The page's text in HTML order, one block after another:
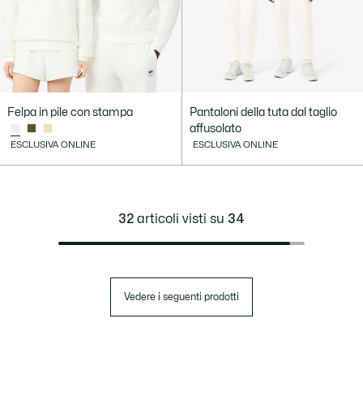
Felpa in pile con stampa
ESCLUSIVA ONLINE
Pantaloni della tuta dal taglio
affusolato
ESCLUSIVA ONLINE
32 articoli visti su 34
Vedere i seguenti prodotti